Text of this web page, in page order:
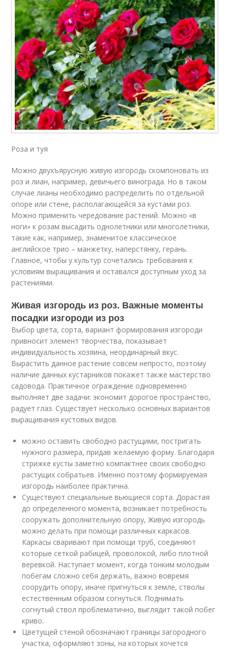
Роза и туя
Можно двухъярусную живую изгородь скомпоновать из
роз и лиан, например, девичьего винограда. Но в таком
случае лианы необходимо распределить по отдельной
опоре или стене, располагающейся за кустами роз.
Можно применить чередование растений. Можно «в
ноги» к розам высадить однолетники или многолетники,
такие как, например, знаменитое классическое
английское трио – манжетку, наперстянку, герань.
Главное, чтобы у культур сочетались требования к
условиям выращивания и оставался доступным уход за
растениями.
Живая изгородь из роз. Важные моменты
посадки изгороди из роз
Выбор цвета, сорта, вариант формирования изгороди
привносит элемент творчества, показывает
индивидуальность хозяина, неординарный вкус.
Вырастить данное растение совсем непросто, поэтому
наличие данных кустарников покажет также мастерство
садовода. Практичное ограждение одновременно
выполняет две задачи: экономит дорогое пространство,
радует глаз. Существует несколько основных вариантов
выращивания кустовых видов.
можно оставить свободно растущими, постригать
нужного размера, придав желаемую форму. Благодаря
стрижке кусты заметно компактнее своих свободно
растущих собратьев. Именно поэтому формируемая
изгородь наиболее практична.
Существуют специальные вьющиеся сорта. Дорастая
до определенного момента, возникает потребность
сооружать дополнительную опору, Живую изгородь
можно делать при помощи различных каркасов.
Каркасы сваривают при помощи труб, соединяют
которые сеткой рабицей, проволокой, либо плотной
веревкой. Наступает момент, когда тонким молодым
побегам сложно себя держать, важно вовремя
соорудить опору, иначе пригнуться к земле, стволы
естественным образом согнуться. Поднимать
согнутый ствол проблематично, выглядит такой побег
криво.
Цветущей стеной обозначают границы загородного
участка, оформляют зоны, на которых хочется